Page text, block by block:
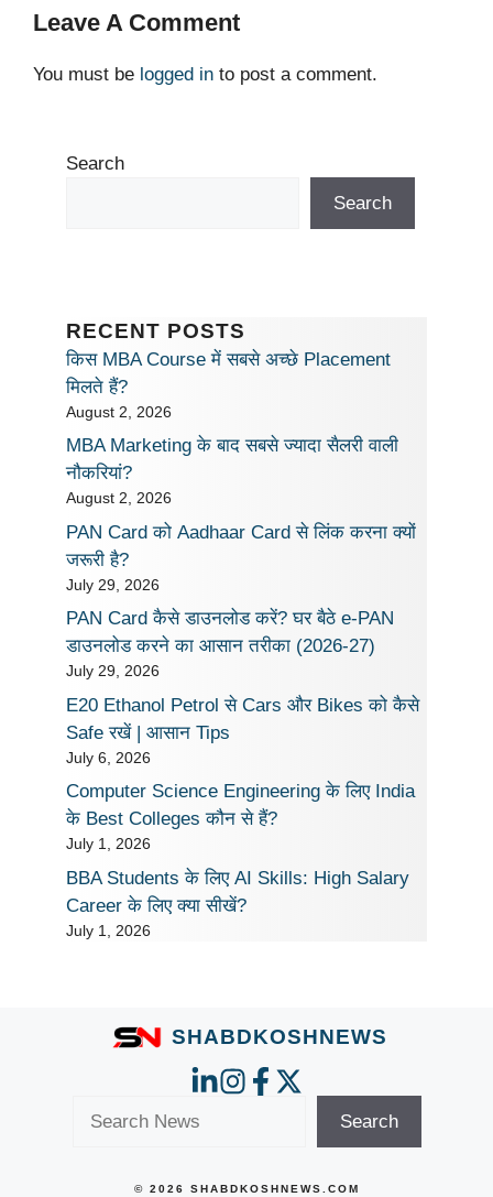
k
Leave A Comment
You must be logged in to post a comment.
Search
Search
RECENT POSTS
किस MBA Course में सबसे अच्छे Placement
मिलते हैं?
August 2, 2026
MBA Marketing के बाद सबसे ज्यादा सैलरी वाली
नौकरियां?
August 2, 2026
PAN Card को Aadhaar Card से लिंक करना क्यों
जरूरी है?
July 29, 2026
PAN Card कैसे डाउनलोड करें? घर बैठे e-PAN
डाउनलोड करने का आसान तरीका (2026-27)
July 29, 2026
E20 Ethanol Petrol से Cars और Bikes को कैसे
Safe रखें | आसान Tips
July 6, 2026
Computer Science Engineering के लिए India
के Best Colleges कौन से हैं?
July 1, 2026
BBA Students के लिए AI Skills: High Salary
Career के लिए क्या सीखें?
July 1, 2026
SHABDKOSHNEWS
Search
© 2026 SHABDKOSHNEWS.COM